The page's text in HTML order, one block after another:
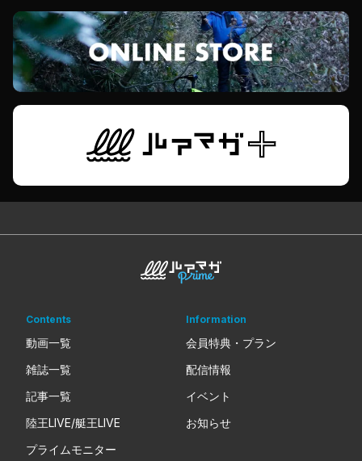
Contents
動画一覧
雑誌一覧
記事一覧
陸王LIVE/艇王LIVE
プライムモニター
Information
会員特典・プラン
配信情報
イベント
お知らせ